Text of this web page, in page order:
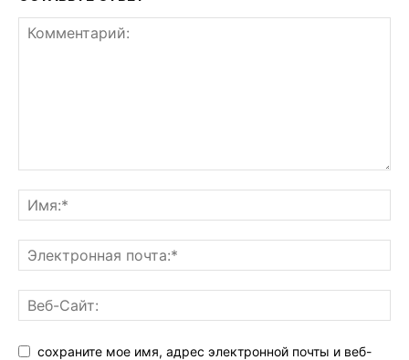
сохраните мое имя, адрес электронной почты и веб-